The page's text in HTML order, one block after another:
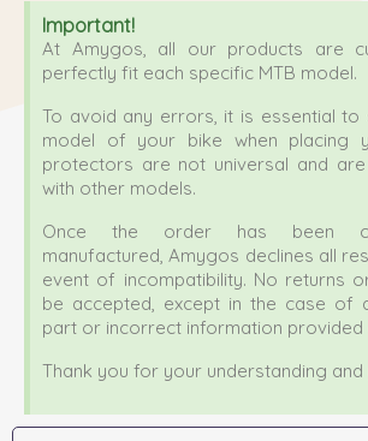
Important!
At Amygos, all our products are
perfectly fit each specific MTB model.
To avoid any errors, it is essential to
model of your bike when placing
protectors are not universal and
with other models.
Once the order has been
manufactured, Amygos declines all
event of incompatibility. No returns
be accepted, except in the case of
part or incorrect information provided
Thank you for your understanding